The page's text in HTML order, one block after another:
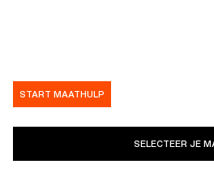
START MAATHULP
SELECTEER JE